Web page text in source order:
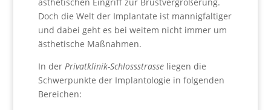
Doch die Welt der Implantate ist mannigfaltiger
und dabei geht es bei weitem nicht immer um
ästhetische Maßnahmen.
In der Privatklinik-Schlossstrasseliegen die
Schwerpunkte der Implantologie in folgenden
Bereichen: